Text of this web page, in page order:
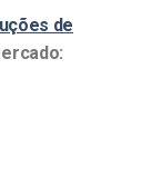
de